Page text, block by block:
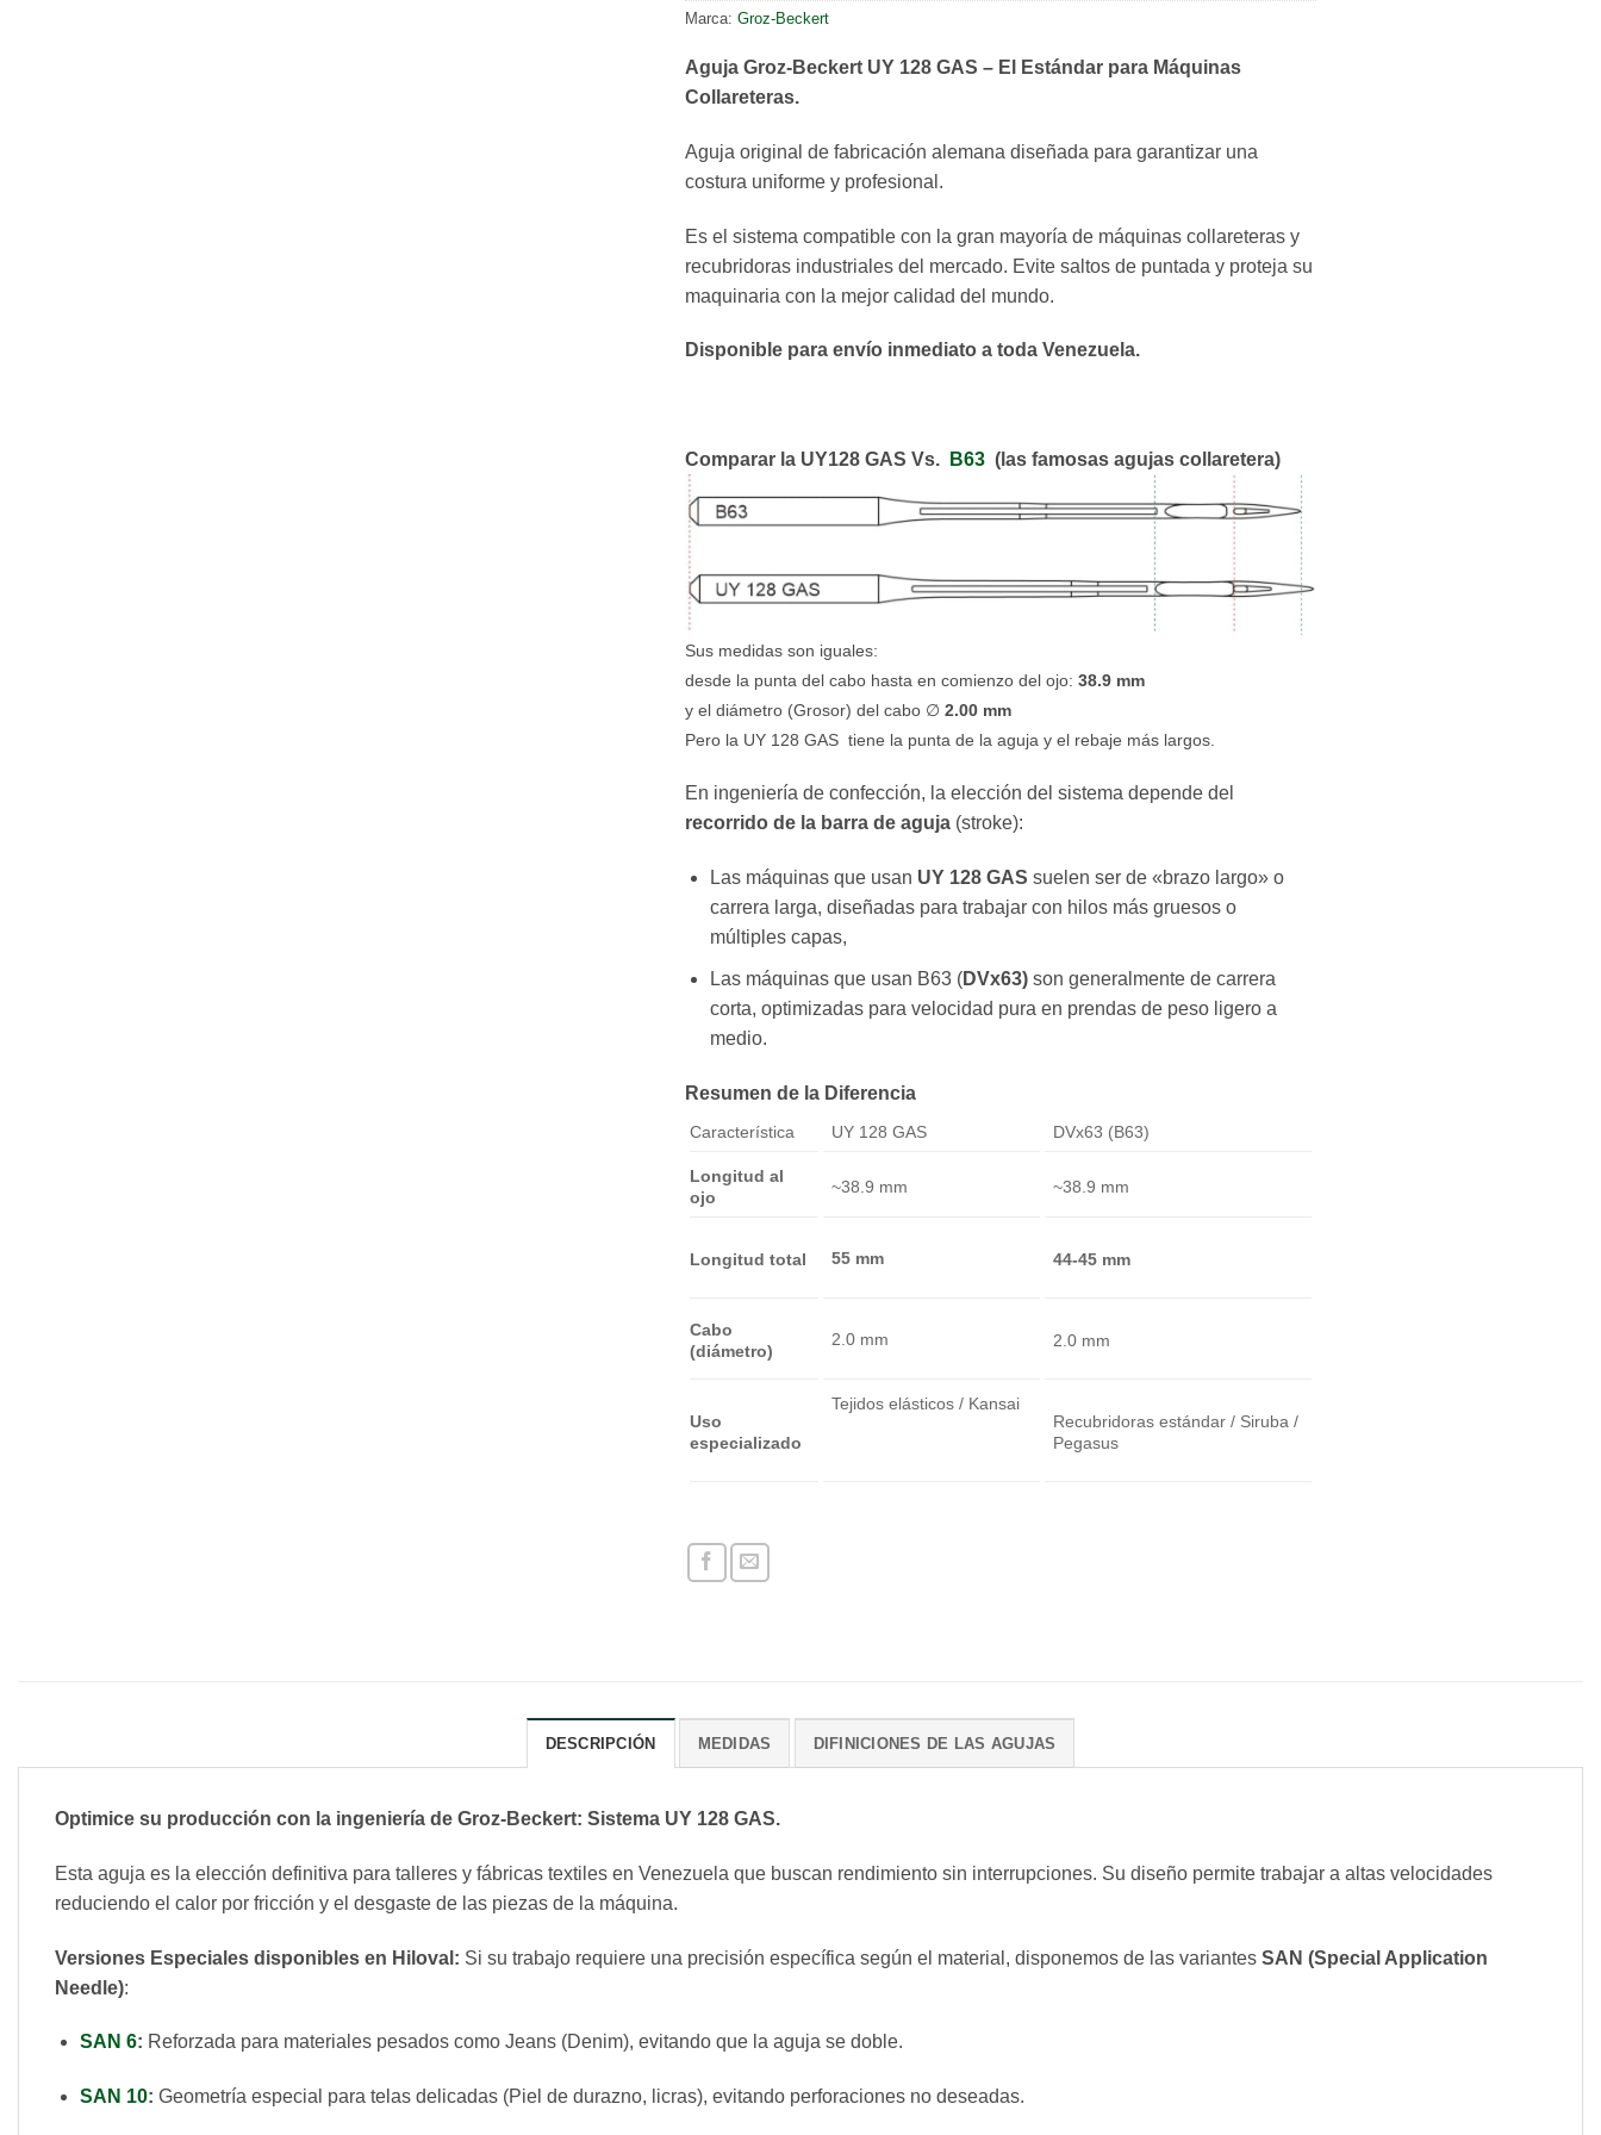
Marca: Groz-Beckert
Aguja Groz-Beckert UY 128 GAS – El Estándar para Máquinas
Collareteras.
Aguja original de fabricación alemana diseñada para garantizar una
costura uniforme y profesional.
Es el sistema compatible con la gran mayoría de máquinas collareteras y
recubridoras industriales del mercado. Evite saltos de puntada y proteja su
maquinaria con la mejor calidad del mundo.
Disponible para envío inmediato a toda Venezuela.
Comparar la UY128 GAS Vs. B63 (las famosas agujas collaretera)
Sus medidas son iguales:
desde la punta del cabo hasta en comienzo del ojo: 38.9 mm
y el diámetro (Grosor) del cabo ∅ 2.00 mm
Pero la UY 128 GAS tiene la punta de la aguja y el rebaje más largos.
En ingeniería de confección, la elección del sistema depende del
recorrido de la barra de aguja (stroke):
Las máquinas que usan UY 128 GAS suelen ser de «brazo largo» o
carrera larga, diseñadas para trabajar con hilos más gruesos o
múltiples capas,
Las máquinas que usan B63 (DVx63)son generalmente de carrera
corta, optimizadas para velocidad pura en prendas de peso ligero a
medio.
Resumen de la Diferencia
Característica UY 128 GAS DVx63 (B63)
Longitud al
ojo
~38.9 mm ~38.9 mm
Longitud total 55 mm 44-45 mm
Cabo
(diámetro)
2.0 mm 2.0 mm
Uso
especializado
Tejidos elásticos / Kansai
Recubridoras estándar / Siruba /
Pegasus
DESCRIPCIÓN MEDIDAS DIFINICIONES DE LAS AGUJAS
Optimice su producción con la ingeniería de Groz-Beckert: Sistema UY 128 GAS.
Esta aguja es la elección definitiva para talleres y fábricas textiles en Venezuela que buscan rendimiento sin interrupciones. Su diseño permite trabajar a altas velocidades
reduciendo el calor por fricción y el desgaste de las piezas de la máquina.
Versiones Especiales disponibles en Hiloval: Si su trabajo requiere una precisión específica según el material, disponemos de las variantes SAN (Special Application
Needle):
SAN 6: Reforzada para materiales pesados como Jeans (Denim), evitando que la aguja se doble.
SAN 10: Geometría especial para telas delicadas (Piel de durazno, licras), evitando perforaciones no deseadas.